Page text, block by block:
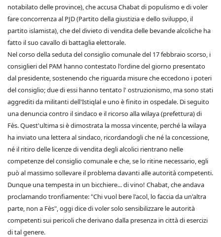
notabilato delle province), che accusa Chabat di populismo e di voler
fare concorrenza al PJD (Partito della giustizia e dello sviluppo, il
partito islamista), che del divieto di vendita delle bevande alcoliche ha
fatto il suo cavallo di battaglia elettorale.
Nel corso della seduta del consiglio comunale del 17 febbraio scorso, i
consiglieri del PAM hanno contestato l'ordine del giorno presentato
dal presidente, sostenendo che riguarda misure che eccedono i poteri
del consiglio; due di essi hanno tentato l' ostruzionismo, ma sono stati
aggrediti da militanti dell'Istiqlal e uno è finito in ospedale. Di seguito
una denuncia contro il sindaco e il ricorso alla wilaya (prefettura) di
Fès. Quest'ultima si è dimostrata la mossa vincente, perché la wilaya
ha inviato una lettera al sindaco, ricordandogli che né la concessione,
né il ritiro delle licenze di vendita degli alcolici rientrano nelle
competenze del consiglio comunale e che, se lo ritine necessario, egli
può al massimo sollevare il problema davanti alle autorità competenti.
Dunque una tempesta in un bicchiere... di vino! Chabat, che andava
proclamando tronfiamente: "Chi vuol bere l'acol, lo faccia da un'altra
parte, non a Fès", oggi dice di voler solo sensibilizzare le autorità
competenti sui pericoli che derivano dalla presenza in città di esercizi
di tal genere.